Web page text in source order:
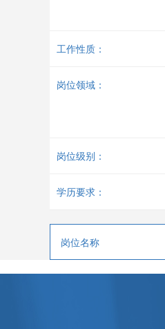
工作性质：
岗位领域：
岗位级别：
学历要求：
岗位名称